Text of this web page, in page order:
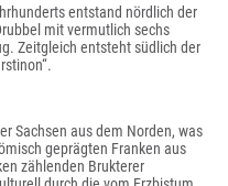
entstand nördlich der
mit vermutlich sechs
Zeitgleich entsteht südlich der
Sachsen aus dem Norden, was
geprägten Franken aus
zählenden Brukterer